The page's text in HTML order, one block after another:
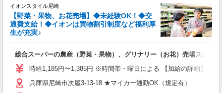
イオンスタイル尼崎
【野菜・果物、お花売場】◆未経験OK！◆交
通費支給！◆イオンは買物割引制度など福利厚
生が充実♪
総合スーパーの農産（野菜・果物）、グリナリー（お花）売場スタッフ
時給1,185円〜1,385円 ※時間帯・曜日による 【加給の詳細】
兵庫県尼崎市次屋3-13-18 ★マイカー通勤OK（規定有）